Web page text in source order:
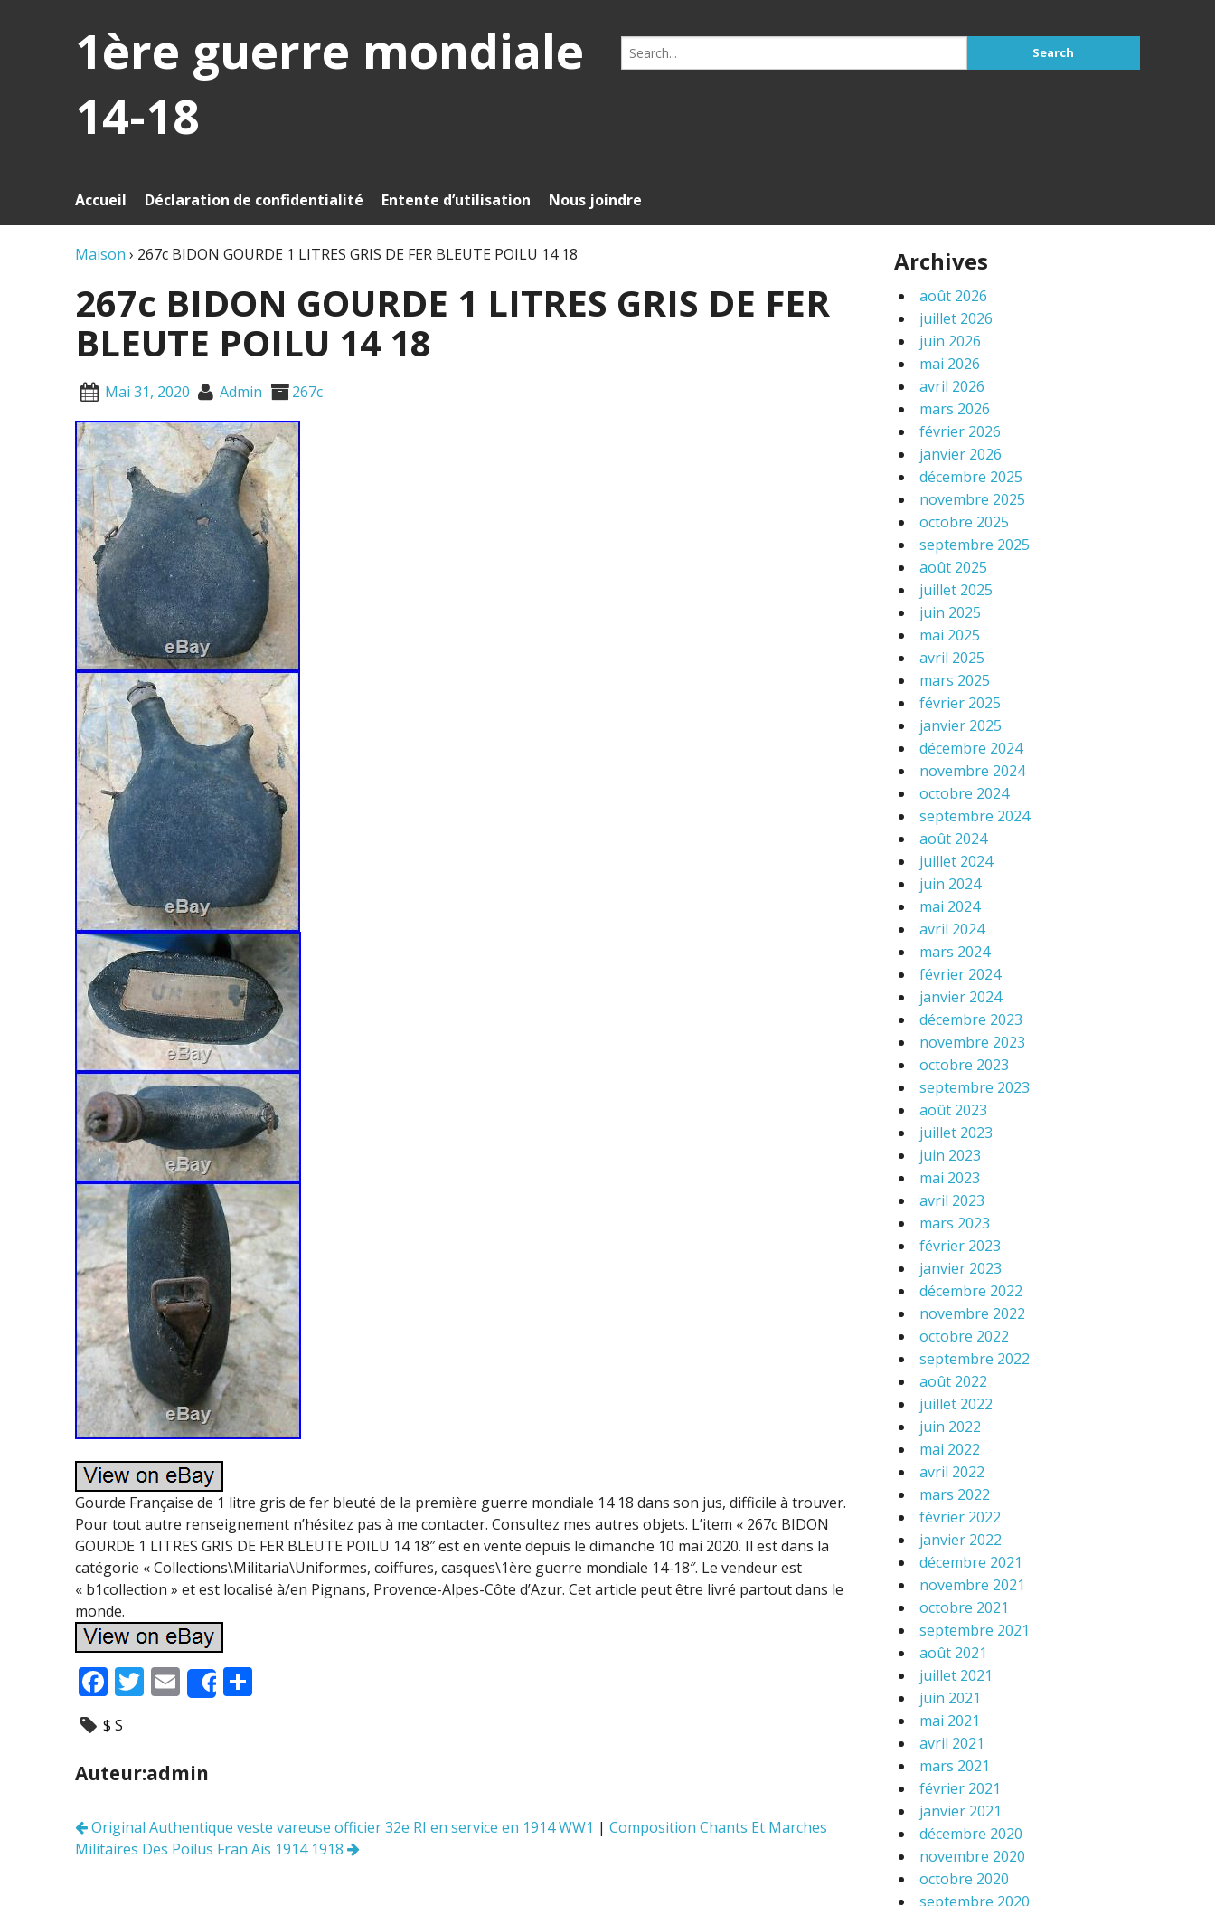
1ère guerre mondiale
14-18
Search
for:
Accueil Déclaration de confidentialité Entente d’utilisation Nous joindre
Maison › 267c BIDON GOURDE 1 LITRES GRIS DE FER BLEUTE POILU 14 18
267c BIDON GOURDE 1 LITRES GRIS DE FER
BLEUTE POILU 14 18
Mai 31, 2020 Admin 267c
Gourde Française de 1 litre gris de fer bleuté de la première guerre mondiale 14 18 dans son jus, difficile à trouver.
Pour tout autre renseignement n’hésitez pas à me contacter. Consultez mes autres objets. L’item « 267c BIDON
GOURDE 1 LITRES GRIS DE FER BLEUTE POILU 14 18″ est en vente depuis le dimanche 10 mai 2020. Il est dans la
catégorie « Collections\Militaria\Uniformes, coiffures, casques\1ère guerre mondiale 14-18″. Le vendeur est
« b1collection » et est localisé à/en Pignans, Provence-Alpes-Côte d’Azur. Cet article peut être livré partout dans le
monde.
F
ac
e
b
o
k
T
er
E
m
l
Share
$ S
Auteur:admin
Navigation
des
Original Authentique veste vareuse officier 32e RI en service en 1914 WW1 | Composition Chants Et Marches
Militaires Des Poilus Fran Ais 1914 1918
Archives
août 2026
juillet 2026
juin 2026
mai 2026
avril 2026
mars 2026
février 2026
janvier 2026
décembre 2025
novembre 2025
octobre 2025
septembre 2025
août 2025
juillet 2025
juin 2025
mai 2025
avril 2025
mars 2025
février 2025
janvier 2025
décembre 2024
novembre 2024
octobre 2024
septembre 2024
août 2024
juillet 2024
juin 2024
mai 2024
avril 2024
mars 2024
février 2024
janvier 2024
décembre 2023
novembre 2023
octobre 2023
septembre 2023
août 2023
juillet 2023
juin 2023
mai 2023
avril 2023
mars 2023
février 2023
janvier 2023
décembre 2022
novembre 2022
octobre 2022
septembre 2022
août 2022
juillet 2022
juin 2022
mai 2022
avril 2022
mars 2022
février 2022
janvier 2022
décembre 2021
novembre 2021
octobre 2021
septembre 2021
août 2021
juillet 2021
juin 2021
mai 2021
avril 2021
mars 2021
février 2021
janvier 2021
décembre 2020
novembre 2020
octobre 2020
septembre 2020